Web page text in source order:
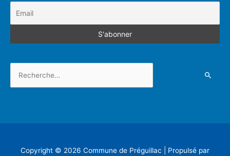
Copyright © 2026 Commune de Préguillac | Propulsé par